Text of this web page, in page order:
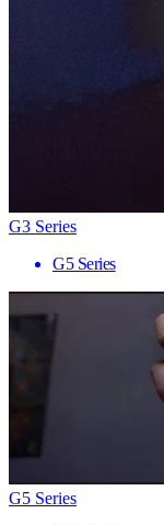
G3 Series
G5 Series
G5 Series